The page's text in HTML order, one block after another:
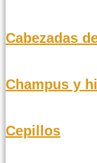
Cabezadas
Champus y
Cepillos